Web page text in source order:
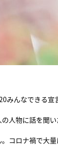
んなできる宣
人物に話を聞い
コロナ禍で大